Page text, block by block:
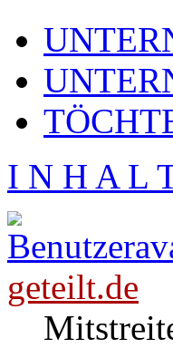
I N H A L
geteilt.de